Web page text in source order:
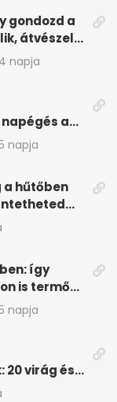
gondozd a
átvészeli-
4 napja
a
most?
napja
hűtőben
így
is termő
napja
20 virág és